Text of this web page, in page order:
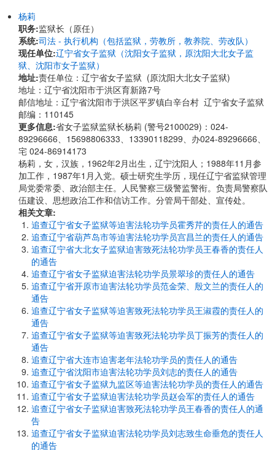
杨莉
职务:监狱长（原任）
系统:司法 - 执行机构（包括监狱，劳教所，教养院、劳改队）
现任单位:辽宁省女子监狱（沈阳女子监狱，原沈阳大北女子监
狱、沈阳市女子监狱）
地址:责任单位：辽宁省女子监狱 (原沈阳大北女子监狱)
地址：辽宁省沈阳市于洪区育新路7号
邮信地址：辽宁省沈阳市于洪区平罗镇白辛台村 辽宁省女子监狱
邮编：110145
更多信息:省女子监狱监狱长杨莉 (警号2100029)：024-
89296666、15698806333、13390118299、办024-89296666、
宅 024-86914173
杨莉，女，汉族，1962年2月出生，辽宁沈阳人；1988年11月参
加工作，1987年1月入党。硕士研究生学历，现任辽宁省监狱管理
局党委常委、政治部主任。人民警察三级警监警衔。负责局警察队
伍建设、思想政治工作和信访工作。分管局干部处、宣传处。
相关文章:
追查辽宁省女子监狱等迫害法轮功学员霍秀芹的责任人的通告
追查辽宁省葫芦岛市等迫害法轮功学员宫昌兰的责任人的通告
追查辽宁省大北女子监狱迫害致死法轮功学员王春香的责任人
的通告
追查辽宁省女子监狱迫害法轮功学员景翠珍的责任人的通告
追查辽宁省开原市迫害法轮功学员范金荣、殷文兰的责任人的
通告
追查辽宁省女子监狱等迫害致死法轮功学员王淑霞的责任人的
通告
追查辽宁省女子监狱等迫害致死法轮功学员丁振芳的责任人的
通告
追查辽宁省大连市迫害老年法轮功学员的责任人的通告
追查辽宁省沈阳市迫害法轮功学员刘志的责任人的通告
追查辽宁省女子监狱九监区等迫害法轮功学员的责任人的通告
追查辽宁省女子监狱迫害法轮功学员赵会军的责任人的通告
追查辽宁省女子监狱迫害致死法轮功学员王春香的责任人的通
告
追查辽宁省女子监狱迫害法轮功学员刘志致生命垂危的责任人
的通告